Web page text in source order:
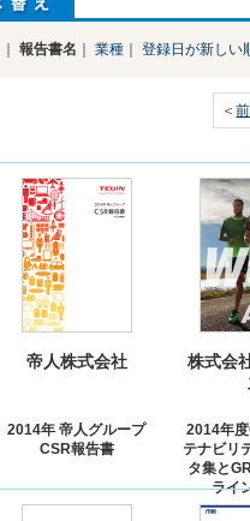
｜ 報告書名 ｜ 業種 ｜ 登録日が新しい
＜
帝人株式会社
2014年 帝人グループ
CSR報告書
株式会
2014年
テナビリ
タ集と
ライ